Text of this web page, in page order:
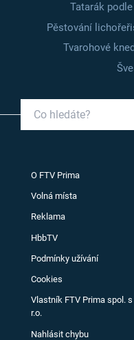
Tatarák
Pěstování
Tvarohové
O FTV Prima
Volná místa
Reklama
HbbTV
Podmínky užívání
Cookies
Vlastník FTV Prima spol. s
r.o.
Nahlásit chybu